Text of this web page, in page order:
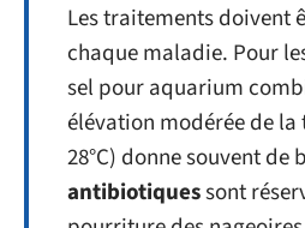
Les traitements doivent
chaque maladie. Pour
sel pour aquarium
élévation modérée de
28°C) donne souvent de
antibiotiquessont